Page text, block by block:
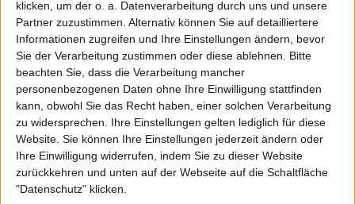
klicken, um der o. a. Datenverarbeitung durch uns und unsere
Partner zuzustimmen. Alternativ können Sie auf detailliertere
Informationen zugreifen und Ihre Einstellungen ändern, bevor
Sie der Verarbeitung zustimmen oder diese ablehnen.
Bitte
beachten Sie, dass die Verarbeitung mancher
personenbezogenen Daten ohne Ihre Einwilligung stattfinden
kann, obwohl Sie das Recht haben, einer solchen Verarbeitung
zu widersprechen. Ihre Einstellungen gelten lediglich für diese
Website. Sie können Ihre Einstellungen jederzeit ändern oder
Ihre Einwilligung widerrufen, indem Sie zu dieser Website
zurückkehren und unten auf der Webseite auf die Schaltfläche
"Datenschutz" klicken.
+40 vor 8 Stunden Unter die Monatsbesten kommen
+2 vor 8 Stunden Ein Spiel beenden
+2 vor 8 Stunden Ein Spiel beenden
+40 vor 8 Stunden Unter die Monatsbesten kommen
+40 vor 8 Stunden Unter die Monatsbesten kommen
+2 vor 8 Stunden Ein Spiel beenden
+2 vor 8 Stunden Ein Spiel beenden
+40 vor 8 Stunden
Klubs deren MitgliedFunny1ist (0/2)
Funny1gehört zu keinem Klub
Mitglied seit :08-08-2016
Kommentar(e) :9